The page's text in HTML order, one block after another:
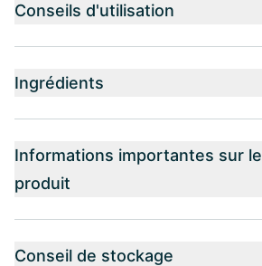
Conseils d'utilisation
Ingrédients
Informations importantes sur le
produit
Conseil de stockage